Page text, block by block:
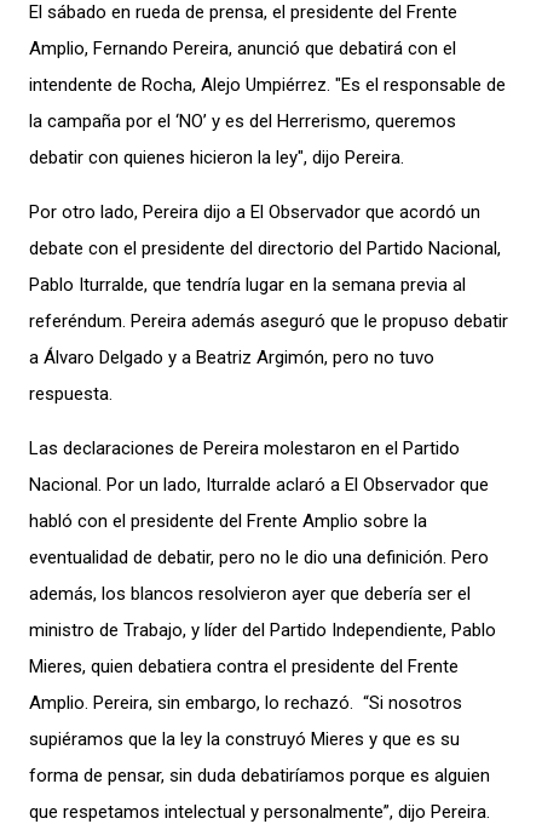
El sábado en rueda de prensa, el presidente del Frente
Amplio, Fernando Pereira, anunció que debatirá con el
intendente de Rocha, Alejo Umpiérrez. "Es el responsable de
la campaña por el ‘NO’ y es del Herrerismo, queremos
debatir con quienes hicieron la ley", dijo Pereira.
Por otro lado, Pereira dijo a El Observador que acordó un
debate con el presidente del directorio del Partido Nacional,
Pablo Iturralde, que tendría lugar en la semana previa al
referéndum. Pereira además aseguró que le propuso debatir
a Álvaro Delgado y a Beatriz Argimón, pero no tuvo
respuesta.
Las declaraciones de Pereira molestaron en el Partido
Nacional. Por un lado, Iturralde aclaró a El Observador que
habló con el presidente del Frente Amplio sobre la
eventualidad de debatir, pero no le dio una definición. Pero
además, los blancos resolvieron ayer que debería ser el
ministro de Trabajo, y líder del Partido Independiente, Pablo
Mieres, quien debatiera contra el presidente del Frente
Amplio. Pereira, sin embargo, lo rechazó. “Si nosotros
supiéramos que la ley la construyó Mieres y que es su
forma de pensar, sin duda debatiríamos porque es alguien
que respetamos intelectual y personalmente”, dijo Pereira.